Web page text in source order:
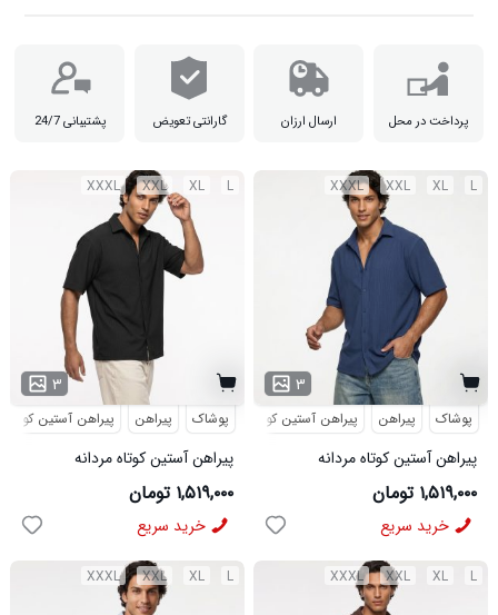
آستین  21
L دورکمر  92
قدشلوار  100
قد  75
آستین  21
XL دورکمر  96
فاق  31
دورسینه  110
فاق  31
قدشلوار  101
دورسینه  114
پرداخت در محل ارسال ارزان گارانتی تعویض پشتیبانی 24/7
L
XL
XXL
XXXL
۳
پوشاک پیراهن پیراهن آستین کوتاه
پیراهن آستین کوتاه مردانه
مراکشی ساده پنبه پلی استر مشکی
مدل 50932
۱,۵۱۹,۰۰۰ تومان
خرید سریع
L
XL
XXL
XXXL
۳
پوشاک پیراهن پیراهن آستین کوتاه مراکشی
پیراهن آستین کوتاه مردانه
مراکشی ساده پنبه پلی استر آبی
مدل 50933
۱,۵۱۹,۰۰۰ تومان
خرید سریع
L
XL
XXL
XXXL L
XL
XXL
XXXL